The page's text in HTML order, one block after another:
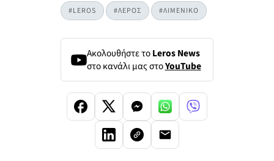
#LEROS #ΛΕΡΟΣ #ΛΙΜΕΝΙΚΟ
Ακολουθήστε τοLeros News
στο κανάλι μας στοYouTube